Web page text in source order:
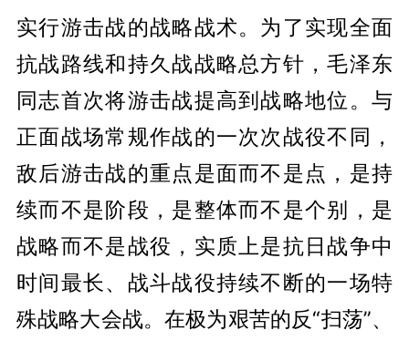
实行游击战的战略战术。为了实现全面
抗战路线和持久战战略总方针，毛泽东
同志首次将游击战提高到战略地位。与
正面战场常规作战的一次次战役不同，
敌后游击战的重点是面而不是点，是持
续而不是阶段，是整体而不是个别，是
战略而不是战役，实质上是抗日战争中
时间最长、战斗战役持续不断的一场特
殊战略大会战。在极为艰苦的反“扫荡”、